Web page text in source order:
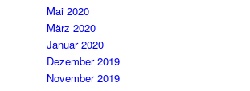
Mai 2020
März 2020
Januar 2020
Dezember 2019
November 2019